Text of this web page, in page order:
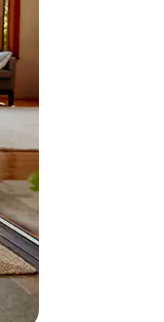
oder Wischgesten.